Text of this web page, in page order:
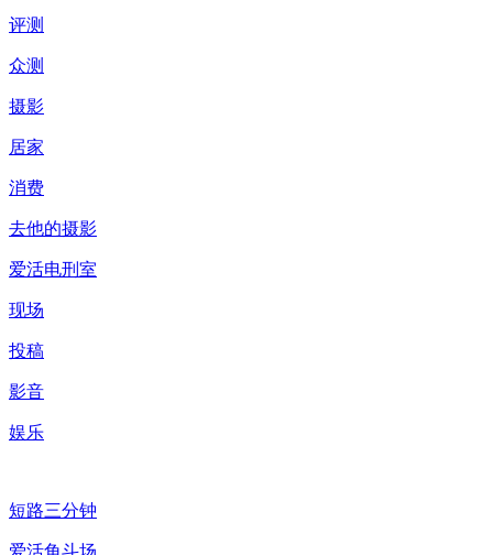
评测
众测
摄影
居家
消费
去他的摄影
爱活电刑室
现场
投稿
影音
娱乐
短路三分钟